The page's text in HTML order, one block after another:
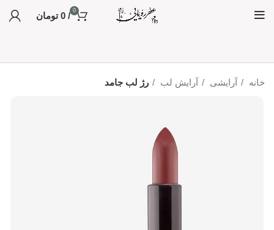
0
/
0 تومان
خانه آرایشی آرایش لب رژ لب جامد